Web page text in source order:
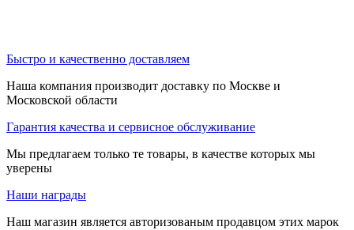
Быстро и качественно доставляем
Наша компания производит доставку по Москве и
Московской области
Гарантия качества и сервисное обслуживание
Мы предлагаем только те товары, в качестве которых мы
уверены
Наши награды
Наш магазин является авторизованым продавцом этих марок